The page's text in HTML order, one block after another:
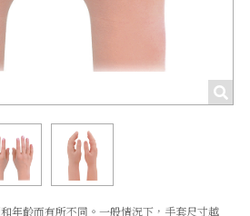
年齡而有所不同。一般情況下，手套尺寸越